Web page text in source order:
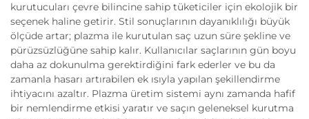
kurutucuları çevre bilincine sahip tüketiciler için ekolojik bir
seçenek haline getirir. Stil sonuçlarının dayanıklılığı büyük
ölçüde artar; plazma ile kurutulan saç uzun süre şekline ve
pürüzsüzlüğüne sahip kalır. Kullanıcılar saçlarının gün boyu
daha az dokunulma gerektirdiğini fark ederler ve bu da
zamanla hasarı artırabilen ek ısıyla yapılan şekillendirme
ihtiyacını azaltır. Plazma üretim sistemi aynı zamanda hafif
bir nemlendirme etkisi yaratır ve saçın geleneksel kurutma